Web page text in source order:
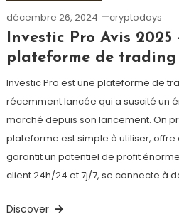
décembre 26, 2024 cryptodays
Investic Pro Avis 2025
plateforme de trading
Investic Pro est une plateforme de
récemment lancée qui a suscité un
marché depuis son lancement. On
plateforme est simple à utiliser, offre
garantit un potentiel de profit
client 24h/24 et 7j/7, se connecte à
Discover